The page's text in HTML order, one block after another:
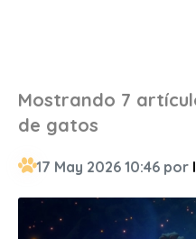
Mostrando 7
de gatos
17 May 2026 10:46 por